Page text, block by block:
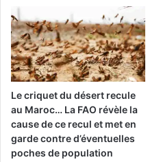
Le criquet du désert recule
au Maroc… La FAO révèle la
cause de ce recul et met en
garde contre d’éventuelles
poches de population